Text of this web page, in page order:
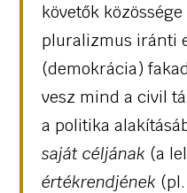
követők
pluralizmus iránti
(demokrácia)
vesz mind a civil
a politika
saját céljának (a
értékrendjének